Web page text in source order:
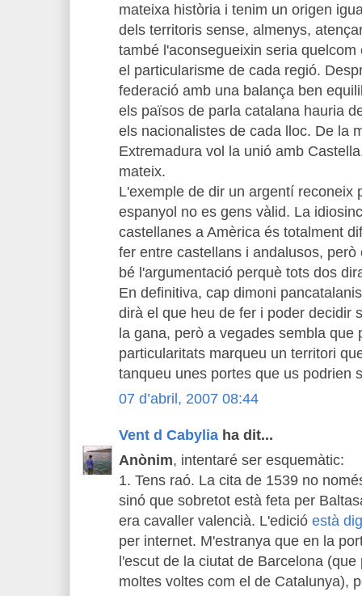
mateixa història i tenim un origen
dels territoris sense, almenys,
també l'aconsegueixin seria
el particularisme de cada regió.
federació amb una balança ben
els països de parla catalana hauria
els nacionalistes de cada lloc. De la
Extremadura vol la unió amb
mateix.
L'exemple de dir un argentí reconeix
espanyol no es gens vàlid. La
castellanes a Amèrica és totalment
fer entre castellans i andalusos,
bé l'argumentació perquè tots dos
En definitiva, cap dimoni
dirà el que heu de fer i poder decidir
la gana, però a vegades sembla que
particularitats marqueu un territori
tanqueu unes portes que us podrien
07 d’abril, 2007 08:44
Vent d Cabylia ha dit...
Anònim, intentaré ser esquemàtic:
1. Tens raó. La cita de 1539 no
sinó que sobretot està feta per
era cavaller valencià. L'edició està
per internet. M'estranya que en la
l'escut de la ciutat de Barcelona
moltes voltes com el de Catalunya),